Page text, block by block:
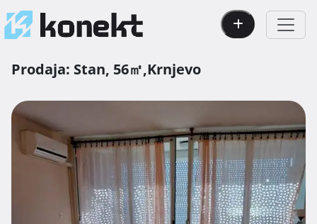
Prodaja: Stan, 56㎡,Krnjevo